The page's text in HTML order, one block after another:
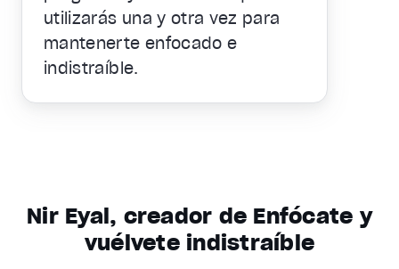
utilizarás una y otra vez para
mantenerte enfocado e
indistraíble.
Nir Eyal, creador de Enfócate y
vuélvete indistraíble